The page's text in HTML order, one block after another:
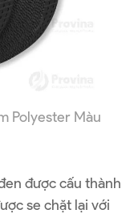
Polyester Màu
được cấu thành
se chặt lại với